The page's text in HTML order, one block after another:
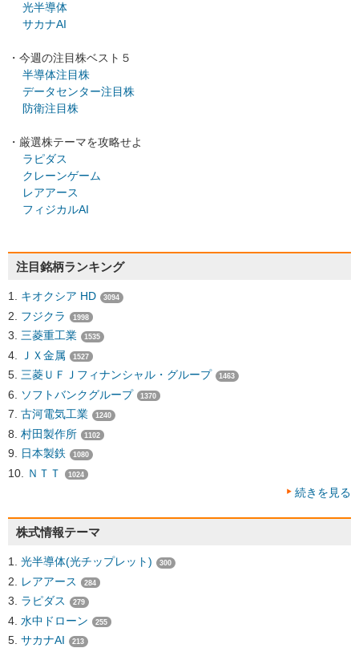
光半導体
サカナAI
・今週の注目株ベスト５
半導体注目株
データセンター注目株
防衛注目株
・厳選株テーマを攻略せよ
ラピダス
クレーンゲーム
レアアース
フィジカルAI
注目銘柄ランキング
キオクシア HD 3094
フジクラ 1998
三菱重工業 1535
ＪＸ金属 1527
三菱ＵＦＪフィナンシャル・グループ 1463
ソフトバンクグループ 1370
古河電気工業 1240
村田製作所 1102
日本製鉄 1080
ＮＴＴ 1024
続きを見る
株式情報テーマ
光半導体(光チップレット) 300
レアアース 284
ラピダス 279
水中ドローン 255
サカナAI 213